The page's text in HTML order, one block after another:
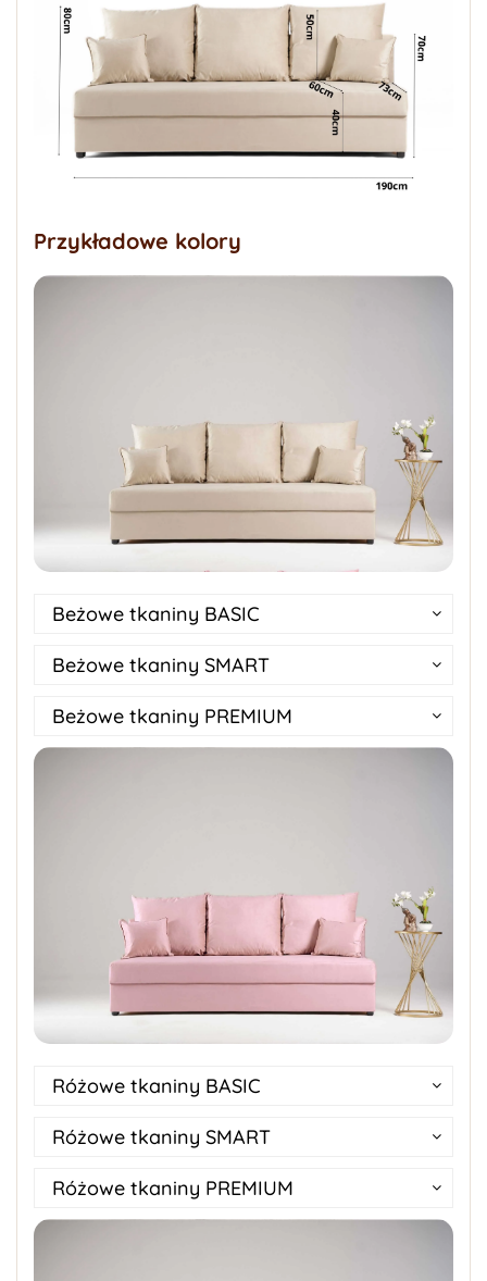
Przykładowe kolory
Beżowe tkaniny BASIC
Beżowe tkaniny SMART
Beżowe tkaniny PREMIUM
Różowe tkaniny BASIC
Różowe tkaniny SMART
Różowe tkaniny PREMIUM